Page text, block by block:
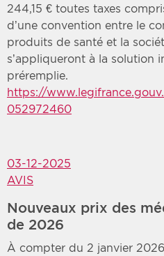
244,15 € toutes taxes
d’une convention entre le
produits de santé et la
s’appliqueront à la solution
préremplie.
https://
052972460
03-12-2025
AVIS
Nouveaux prix des
de 2026
À compter du 2 janvier